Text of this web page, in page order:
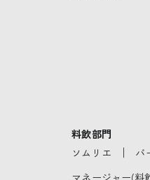
料飲部門
ソムリエ
｜ バ
マネージャー(料